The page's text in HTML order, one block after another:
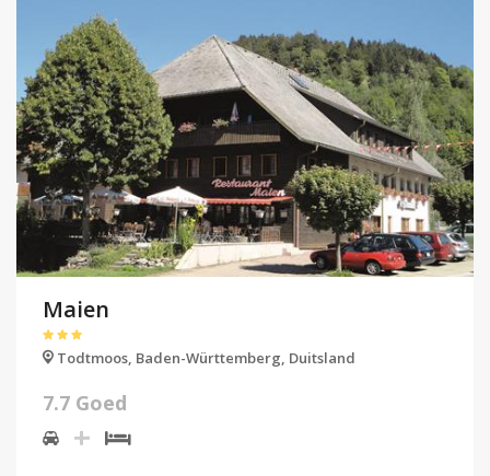
Maien
Todtmoos, Baden-Württemberg, Duitsland
7.7 Goed